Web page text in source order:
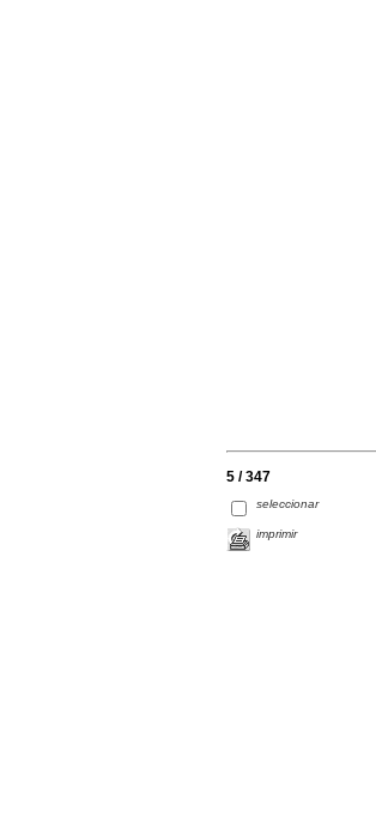
5 / 347
seleccionar
imprimir